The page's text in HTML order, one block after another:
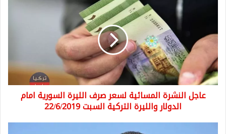
لسعر
صرف
الليرة
السورية
امام
الدولار
والليرة
22/6/2019
عاجل النشرة المسائية لسعر صرف الليرة السورية امام
الدولار والليرة التركية السبت 22/6/2019